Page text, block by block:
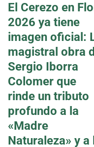
El Cerezo en
2026 ya tiene
imagen oficial:
magistral obra
Sergio Iborra
Colomer que
rinde un tributo
profundo a la
«Madre
Naturaleza» y a